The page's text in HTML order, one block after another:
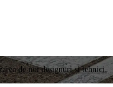
de noi designuri și tehnici.